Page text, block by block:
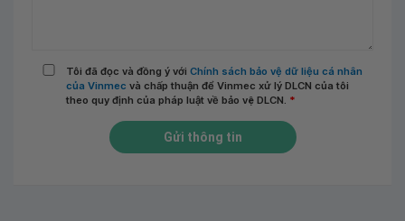
Tôi đã đọc và đồng ý với Chính sách bảo vệ dữ liệu cá nhân
của Vinmec và chấp thuận để Vinmec xử lý DLCN của tôi
theo quy định của pháp luật về bảo vệ DLCN. *
Gửi thông tin